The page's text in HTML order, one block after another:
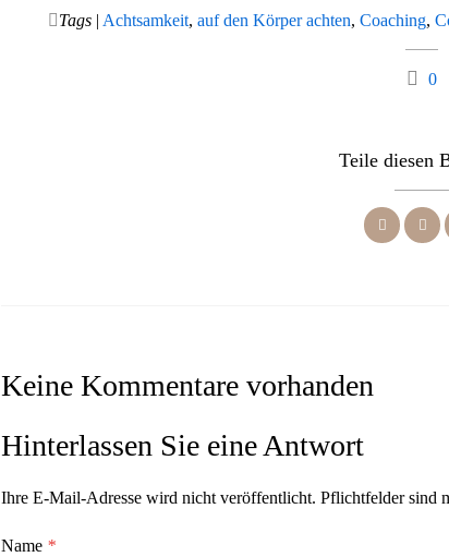
Tags| Achtsamkeit, auf den Körper achten, Coaching,
0
Teile diesen
Keine Kommentare vorhanden
Hinterlassen Sie eine Antwort
Ihre E-Mail-Adresse wird nicht veröffentlicht. Pflichtfelder sind
Name *